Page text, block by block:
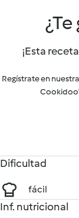
¡Esta
Regístrate en
Dificultad
fácil
Inf. nutricional